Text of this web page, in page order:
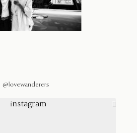
@lovewanderers
Sobre Nosotros